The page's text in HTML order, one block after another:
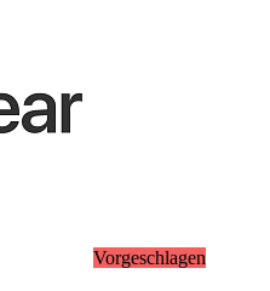
Vorgeschlagen